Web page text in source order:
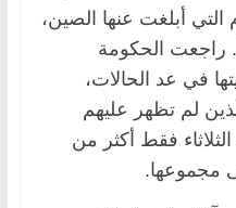
أبلغت عنها الصين،
راجعت الحكومة
في عد الحالات،
لم تظهر عليهم
فقط أكثر من